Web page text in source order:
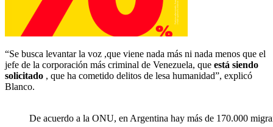
“Se busca levantar la voz ,que viene nada más ni nada menos que el
jefe de la corporación más criminal de Venezuela, que está siendo
solicitado , que ha cometido delitos de lesa humanidad”, explicó
Blanco.
De acuerdo a la ONU, en Argentina hay más de 170.000